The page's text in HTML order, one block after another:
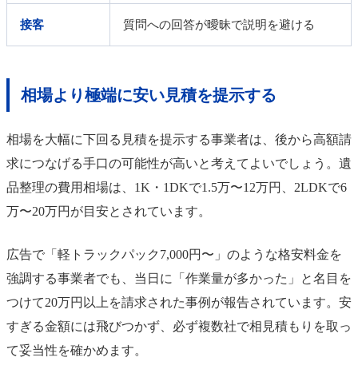
接客 質問への回答が曖昧で説明を避ける
相場より極端に安い見積を提示する
相場を大幅に下回る見積を提示する事業者は、後から高額請
求につなげる手口の可能性が高いと考えてよいでしょう。遺
品整理の費用相場は、1K・1DKで1.5万〜12万円、2LDKで6
万〜20万円が目安とされています。
広告で「軽トラックパック7,000円〜」のような格安料金を
強調する事業者でも、当日に「作業量が多かった」と名目を
つけて20万円以上を請求された事例が報告されています。安
すぎる金額には飛びつかず、必ず複数社で相見積もりを取っ
て妥当性を確かめます。